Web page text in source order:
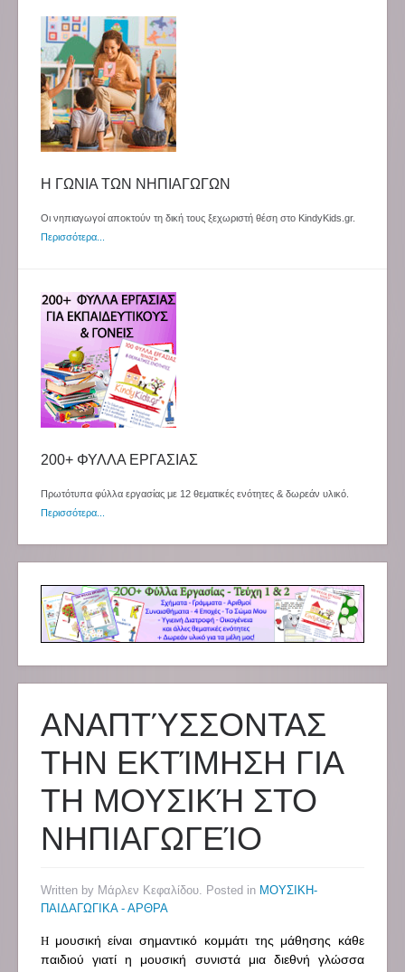
Η ΓΩΝΙΑ ΤΩΝ ΝΗΠΙΑΓΩΓΩΝ
Οι νηπιαγωγοί αποκτούν τη δική τους ξεχωριστή θέση στο KindyKids.gr.
Περισσότερα...
200+ ΦΥΛΛΑ ΕΡΓΑΣΙΑΣ
Πρωτότυπα φύλλα εργασίας με 12 θεματικές ενότητες & δωρεάν υλικό.
Περισσότερα...
ΑΝΑΠΤΎΣΣΟΝΤΑΣ
ΤΗΝ ΕΚΤΊΜΗΣΗ ΓΙΑ
ΤΗ ΜΟΥΣΙΚΉ ΣΤΟ
ΝΗΠΙΑΓΩΓΕΊΟ
Written by Μάρλεν Κεφαλίδου. Posted in ΜΟΥΣΙΚΗ-
ΠΑΙΔΑΓΩΓΙΚΑ - ΑΡΘΡΑ
Η μουσική είναι σημαντικό κομμάτι της μάθησης κάθε
παιδιού γιατί η μουσική συνιστά μια διεθνή γλώσσα